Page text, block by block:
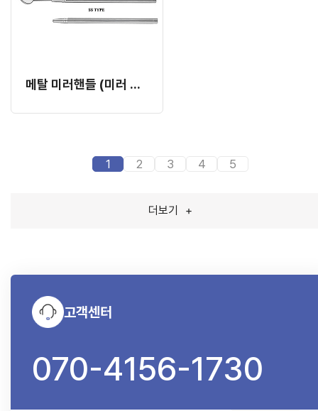
메탈 미러핸들 (미러 미포함)
1 2 3 4 5
더보기 +
고객센터
070-4156-1730